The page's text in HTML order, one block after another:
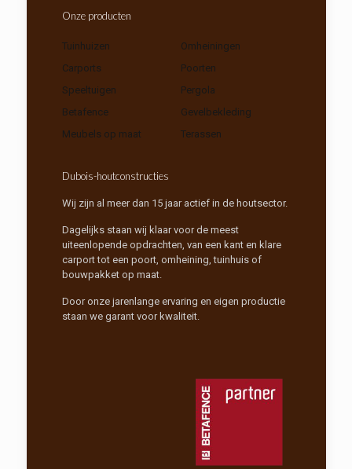
Onze producten
Tuinhuizen
Carports
Speeltuigen
Betafence
Meubels op maat
Omheiningen
Poorten
Pergola
Gevelbekleding
Terassen
Dubois-houtconstructies
Wij zijn al meer dan 15 jaar actief in de houtsector.
Dagelijks staan wij klaar voor de meest
uiteenlopende opdrachten, van een kant en klare
carport tot een poort, omheining, tuinhuis of
bouwpakket op maat.
Door onze jarenlange ervaring en eigen productie
staan we garant voor kwaliteit.